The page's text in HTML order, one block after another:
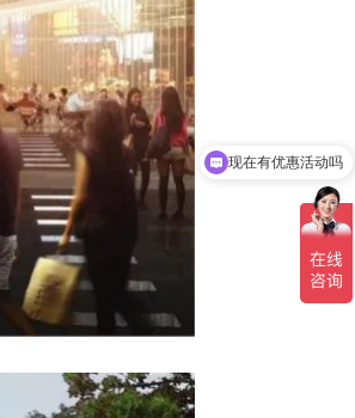
可以介绍下你们的产品么